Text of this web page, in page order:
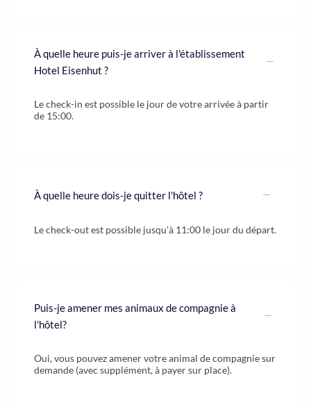
À quelle heure puis-je arriver à l'établissement
Hotel Eisenhut ?
Le check-in est possible le jour de votre arrivée à partir
de 15:00.
À quelle heure dois-je quitter l'hôtel ?
Le check-out est possible jusqu'à 11:00 le jour du départ.
Puis-je amener mes animaux de compagnie à
l'hôtel?
Oui, vous pouvez amener votre animal de compagnie sur
demande (avec supplément, à payer sur place).